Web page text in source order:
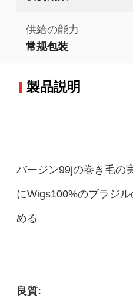
供給の能力
常规包装
製品説明
バージン99jの巻き毛の
にWigs100%のブラジ
める
良質: